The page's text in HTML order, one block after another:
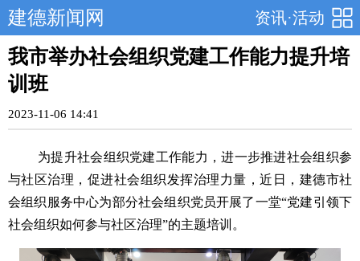
资讯·活动
建德新闻网
我市举办社会组织党建工作能力提升培
训班
2023-11-06 14:41
为提升社会组织党建工作能力，进一步推进社会组织参
与社区治理，促进社会组织发挥治理力量，近日，建德市社
会组织服务中心为部分社会组织党员开展了一堂“党建引领下
社会组织如何参与社区治理”的主题培训。